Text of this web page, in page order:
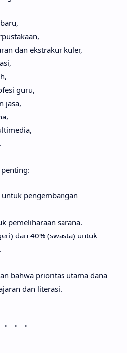
dan ekstrakurikuler,
guru,
jasa,
pengembangan
pemeliharaan sarana.
dan 40% (swasta) untuk
bahwa prioritas utama dana
dan literasi.